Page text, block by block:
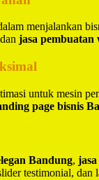
menjalankan
dan jasa pembuatan
untuk mesin
page bisnis
Bandung,
testimonial, dan